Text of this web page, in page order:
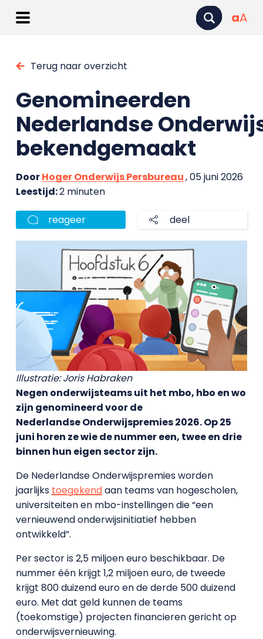
aA
Terug naar overzicht
Genomineerden
Nederlandse
bekendgemaakt
DoorHoger Onderwijs Persbureau, 05 juni 2026
Leestijd:2 minuten
reageer deel
Illustratie: Joris Habraken
Negen onderwijsteams uit het mbo, hbo en wo
zijn genomineerd voor de
Nederlandse Onderwijspremies 2026. Op 25
juni horen ze wie de nummer een, twee en drie
binnen hun eigen sector zijn.
De Nederlandse Onderwijspremies worden
jaarlijks toegekendaan teams van hogescholen,
universiteiten en mbo-instellingen die “een
vernieuwend onderwijsinitiatief hebben
ontwikkeld”.
Per sector is 2,5 miljoen euro beschikbaar. De
nummer één krijgt 1,2 miljoen euro, de tweede
krijgt 800 duizend euro en de derde 500 duizend
euro. Met dat geld kunnen de teams
(toekomstige) projecten financieren gericht op
onderwijsvernieuwing.